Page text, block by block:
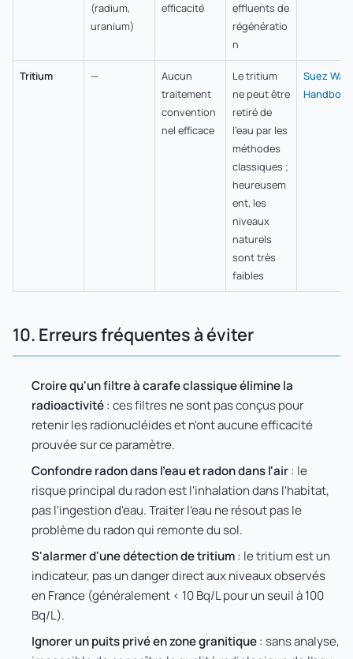
(radium,
uranium)
efficacité
effluents de
régénératio
n
Tritium —
Aucun
traitement
convention
nel efficace
Le tritium
ne peut être
retiré de
l'eau par les
méthodes
classiques ;
heureusem
ent, les
niveaux
naturels
sont très
faibles
Suez
Handbook
10. Erreurs fréquentes à éviter
Croire qu'un filtre à carafe classique élimine la
radioactivité: ces filtres ne sont pas conçus pour
retenir les radionucléides et n'ont aucune efficacité
prouvée sur ce paramètre.
Confondre radon dans l'eau et radon dans l'air: le
risque principal du radon est l'inhalation dans l'habitat,
pas l'ingestion d'eau. Traiter l'eau ne résout pas le
problème du radon qui remonte du sol.
S'alarmer d'une détection de tritium: le tritium est un
indicateur, pas un danger direct aux niveaux observés
en France (généralement < 10 Bq/L pour un seuil à 100
Bq/L).
Ignorer un puits privé en zone granitique: sans analyse,